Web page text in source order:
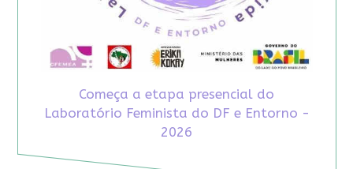
Começa a etapa presencial do
Laboratório Feminista do DF e Entorno -
2026